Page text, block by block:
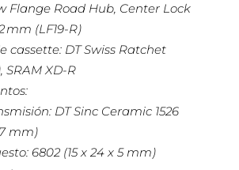
Flange Road Hub, Center Lock
mm (LF19-R)
cassette: DT Swiss Ratchet
SRAM XD-R
DT Sinc Ceramic 1526
7 mm)
6802 (15 x 24 x 5 mm)